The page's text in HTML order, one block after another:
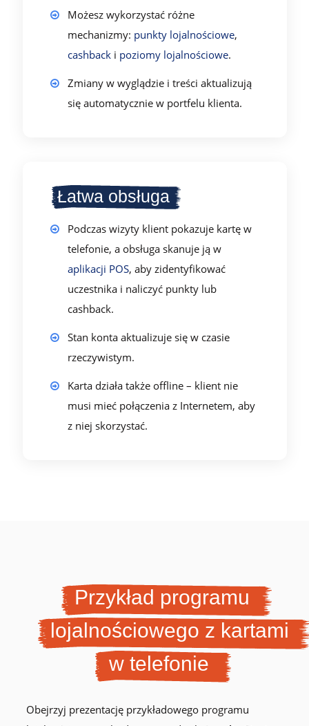
Możesz wykorzystać różne
mechanizmy: punkty lojalnościowe,
cashbacki poziomy lojalnościowe.
Zmiany w wyglądzie i treści aktualizują
się automatycznie w portfelu klienta.
Łatwa obsługa
Podczas wizyty klient pokazuje kartę w
telefonie, a obsługa skanuje ją w
aplikacji POS, aby zidentyfikować
uczestnika i naliczyć punkty lub
cashback.
Stan konta aktualizuje się w czasie
rzeczywistym.
Karta działa także offline – klient nie
musi mieć połączenia z Internetem, aby
z niej skorzystać.
Przykład programu
lojalnościowego z kartami
w telefonie
Obejrzyj prezentację przykładowego programu